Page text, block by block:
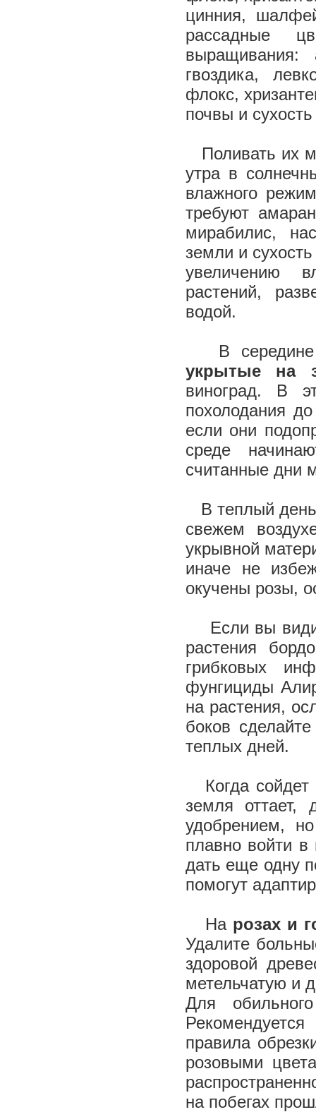
цинния,
рассадные
выращивания:
гвоздика,
флокс,
почвы и
Поливать их
утра в
влажного
требуют
мирабилис,
земли и
увеличению
растений,
водой.
В середине
укрытые на
виноград. В
похолодания
если они
среде
считанные дни
В теплый день
свежем
укрывной
иначе не
окучены розы,
Если вы
растения
грибковых
фунгициды
на растения,
боков
теплых дней.
Когда сойдет
земля оттает,
удобрением,
плавно войти
дать еще одну
помогут
На розах и
Удалите
здоровой
метельчатую и
Для
правила
розовыми
на побегах